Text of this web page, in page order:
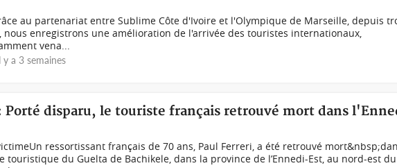
au partenariat entre Sublime Côte d'Ivoire et l'Olympique de Marseille, depuis
nous enregistrons une amélioration de l'arrivée des touristes internationaux,
vena...
y a 3 semaines
Porté disparu, le touriste français retrouvé mort dans
ressortissant français de 70 ans, Paul Ferreri, a été retrouvé
touristique du Guelta de Bachikele, dans la province de l’Ennedi-Est, au nord-est du